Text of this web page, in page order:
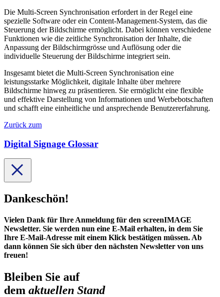
Die Multi-Screen Synchronisation erfordert in der Regel eine
spezielle Software oder ein Content-Management-System, das die
Steuerung der Bildschirme ermöglicht. Dabei können verschiedene
Funktionen wie die zeitliche Synchronisation der Inhalte, die
Anpassung der Bildschirmgrösse und Auflösung oder die
individuelle Steuerung der Bildschirme integriert sein.
Insgesamt bietet die Multi-Screen Synchronisation eine
leistungsstarke Möglichkeit, digitale Inhalte über mehrere
Bildschirme hinweg zu präsentieren. Sie ermöglicht eine flexible
und effektive Darstellung von Informationen und Werbebotschaften
und schafft eine einheitliche und ansprechende Benutzererfahrung.
Zurück zum
Digital Signage Glossar
Dankeschön!
Vielen Dank für Ihre Anmeldung für den screenIMAGE
Newsletter. Sie werden nun eine E-Mail erhalten, in dem Sie
Ihre E-Mail-Adresse mit einem Klick bestätigen müssen. Ab
dann können Sie sich über den nächsten Newsletter von uns
freuen!
Bleiben Sie auf
dem aktuellen Stand